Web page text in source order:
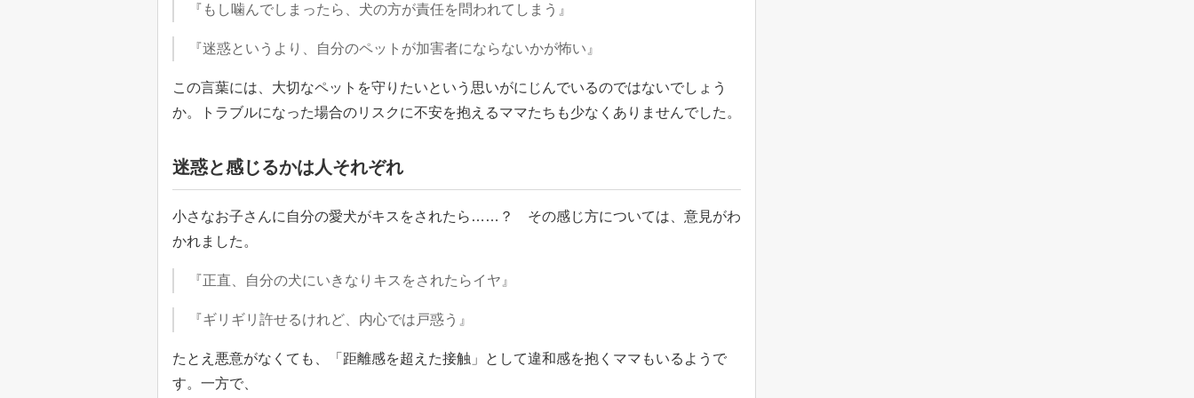
『もし噛んでしまったら、犬の方が責任を問われてしまう』
『迷惑というより、自分のペットが加害者にならないかが怖い』
この言葉には、大切なペットを守りたいという思いがにじんでいるのではないでしょう
か。トラブルになった場合のリスクに不安を抱えるママたちも少なくありませんでした。
迷惑と感じるかは人それぞれ
小さなお子さんに自分の愛犬がキスをされたら……？ その感じ方については、意見がわ
かれました。
『正直、自分の犬にいきなりキスをされたらイヤ』
『ギリギリ許せるけれど、内心では戸惑う』
たとえ悪意がなくても、「距離感を超えた接触」として違和感を抱くママもいるようで
す。一方で、